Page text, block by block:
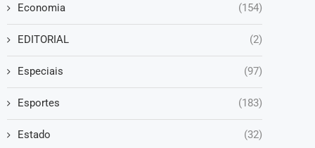
Economia (154)
EDITORIAL (2)
Especiais (97)
Esportes (183)
Estado (32)